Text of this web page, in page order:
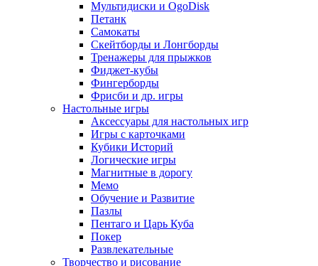
Мультидиски и OgoDisk
Петанк
Самокаты
Скейтборды и Лонгборды
Тренажеры для прыжков
Фиджет-кубы
Фингерборды
Фрисби и др. игры
Настольные игры
Аксессуары для настольных игр
Игры с карточками
Кубики Историй
Логические игры
Магнитные в дорогу
Мемо
Обучение и Развитие
Пазлы
Пентаго и Царь Куба
Покер
Развлекательные
Творчество и рисование